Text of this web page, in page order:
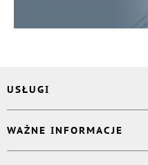
USŁUGI
Korektor
Projektant okładki
WAŻNE INFORMACJE